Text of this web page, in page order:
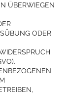
ÜBERWIEGEN
ODER